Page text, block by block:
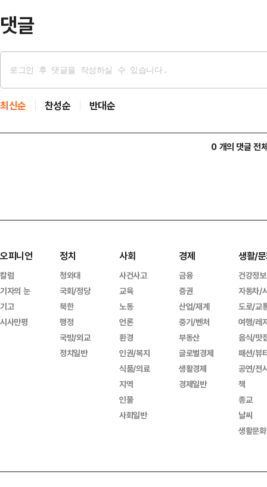
댓글
최신순 찬성순 반대순
0 개의 댓글 전
오피니언
칼럼
기자의 눈
기고
시사만평
정치
청와대
국회/정당
북한
행정
국방/외교
정치일반
사회
사건사고
교육
노동
언론
환경
인권/복지
식품/의료
지역
인물
사회일반
경제
금융
증권
산업/재계
중기/벤처
부동산
글로벌경제
생활경제
경제일반
생활/
건강정보
자동차/
도로/교
여행/레
음식/맛
패션/뷰
공연/전
책
종교
날씨
생활문